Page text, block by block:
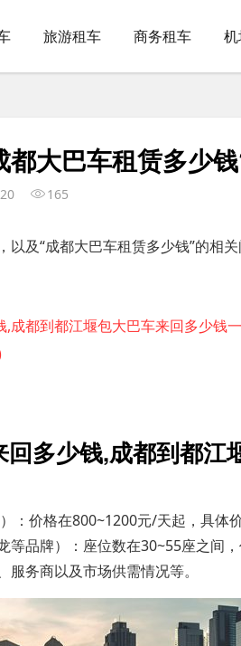
旅游租车 商务租车
大巴车租赁多少
165
及“成都大巴车租赁多少钱”的相关
成都到都江堰包大巴车来回多少钱
多少钱,成都到都江
：价格在800~1200元/天起，具体
等品牌）：座位数在30~55座之间
务商以及市场供需情况等。